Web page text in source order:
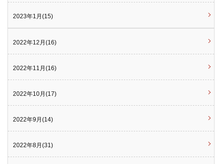
2023年1月(15)
2022年12月(16)
2022年11月(16)
2022年10月(17)
2022年9月(14)
2022年8月(31)